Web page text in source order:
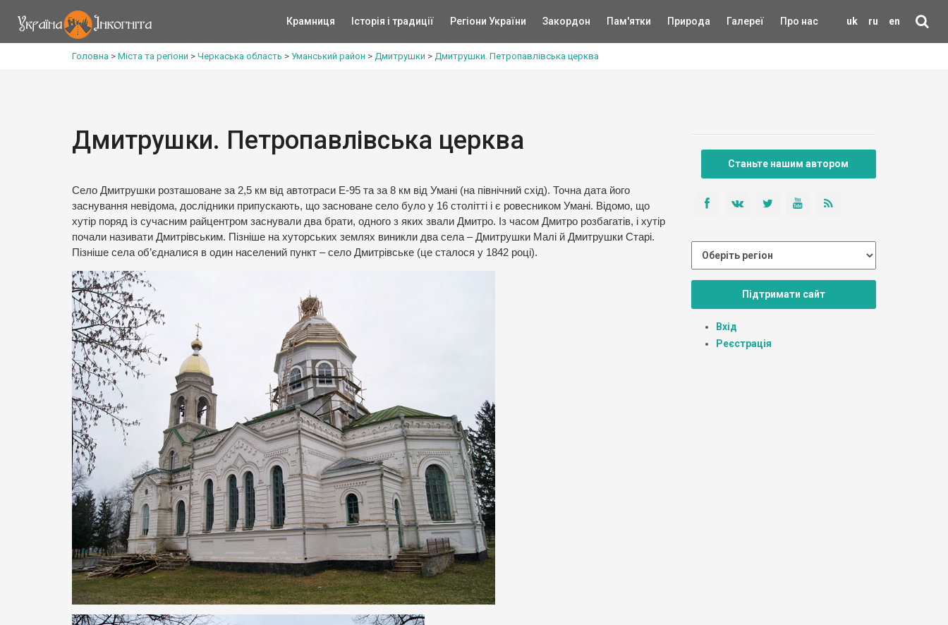
uk ru en
Крамниця Історія і традиції Регіони України Закордон Пам'ятки Природа Галереї Про нас
Головна > Міста та регіони > Черкаська область > Уманський район > Дмитрушки > Дмитрушки. Петропавлівська церква
Дмитрушки. Петропавлівська церква
Село Дмитрушки розташоване за 2,5 км від автотраси Е-95 та за 8 км від Умані (на північний схід). Точна дата його
заснування невідома, дослідники припускають, що засноване село було у 16 столітті і є ровесником Умані. Відомо, що
хутір поряд із сучасним райцентром заснували два брати, одного з яких звали Дмитро. Із часом Дмитро розбагатів, і хутір
почали називати Дмитрівським. Пізніше на хуторських землях виникли два села – Дмитрушки Малі й Дмитрушки Старі.
Пізніше села об’єдналися в один населений пункт – село Дмитрівське (це сталося у 1842 році).
Станьте нашим автором
Підтримати сайт
Вхід
Реєстрація